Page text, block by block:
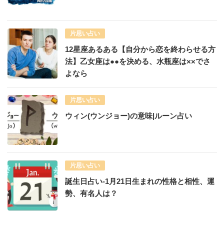
片思い占い
12星座あるある【自分から恋を終わらせる方
法】乙女座は●●を決める、水瓶座は××でさ
よなら
片思い占い
ウィン(ウンジョー)の意味|ルーン占い
片思い占い
誕生日占い-1月21日生まれの性格と相性、運
勢、有名人は？